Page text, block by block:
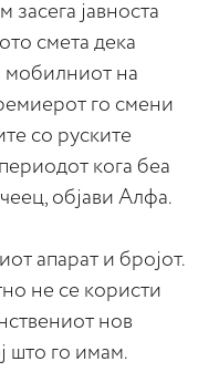
јавноста
смета дека
мобилниот на
го смени
со руските
кога беа
објави Алфа.
апарат и бројот.
не се користи
нов
што го имам.